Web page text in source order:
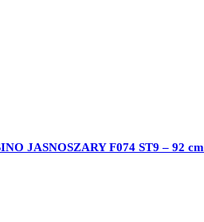
JASNOSZARY F074 ST9 – 92 cm